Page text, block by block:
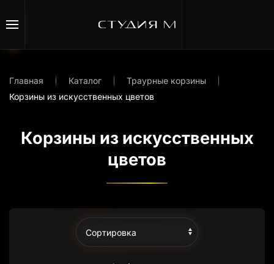
Перейти к содержимому
Главная Каталог
Траурные корзины
Корзины из искусственных цветов
Корзины из искусственных
цветов